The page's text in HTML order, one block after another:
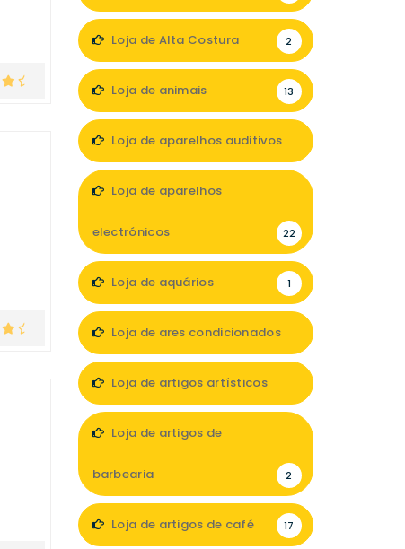
Loja de Alta Costura 2
Loja de animais 13
Loja de aparelhos auditivos
Loja de aparelhos
electrónicos 22
Loja de aquários 1
Loja de ares condicionados
Loja de artigos artísticos
Loja de artigos de
barbearia 2
Loja de artigos de café 17